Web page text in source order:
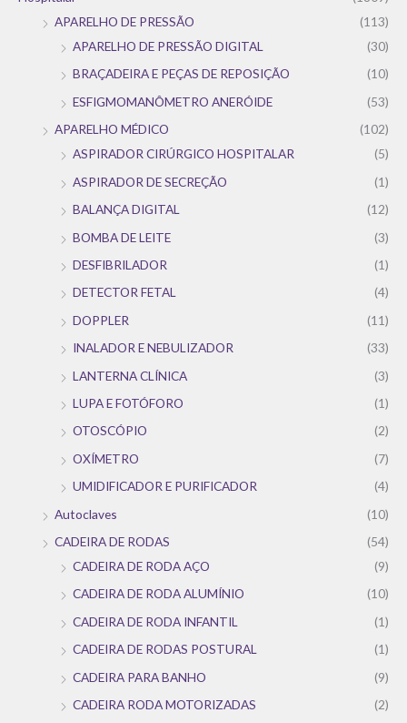
APARELHO DE PRESSÃO
(113)
APARELHO DE PRESSÃO DIGITAL
(30)
BRAÇADEIRA E PEÇAS DE REPOSIÇÃO
(10)
ESFIGMOMANÔMETRO ANERÓIDE
(53)
APARELHO MÉDICO
(102)
ASPIRADOR CIRÚRGICO HOSPITALAR
(5)
ASPIRADOR DE SECREÇÃO
(1)
BALANÇA DIGITAL
(12)
BOMBA DE LEITE
(3)
DESFIBRILADOR
(1)
DETECTOR FETAL
(4)
DOPPLER
(11)
INALADOR E NEBULIZADOR
(33)
LANTERNA CLÍNICA
(3)
LUPA E FOTÓFORO
(1)
OTOSCÓPIO
(2)
OXÍMETRO
(7)
UMIDIFICADOR E PURIFICADOR
(4)
Autoclaves
(10)
CADEIRA DE RODAS
(54)
CADEIRA DE RODA AÇO
(9)
CADEIRA DE RODA ALUMÍNIO
(10)
CADEIRA DE RODA INFANTIL
(1)
CADEIRA DE RODAS POSTURAL
(1)
CADEIRA PARA BANHO
(9)
CADEIRA RODA MOTORIZADAS
(2)